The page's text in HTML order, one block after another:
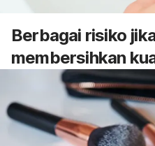
Berbagai risiko
membersihkan